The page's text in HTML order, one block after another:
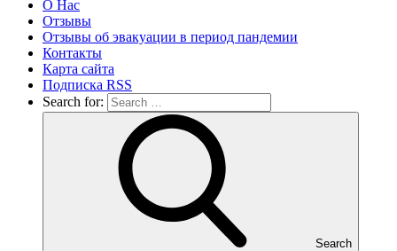
О Нас
Отзывы
Отзывы об эвакуации в период пандемии
Контакты
Карта сайта
Подписка RSS
Search for:
Search